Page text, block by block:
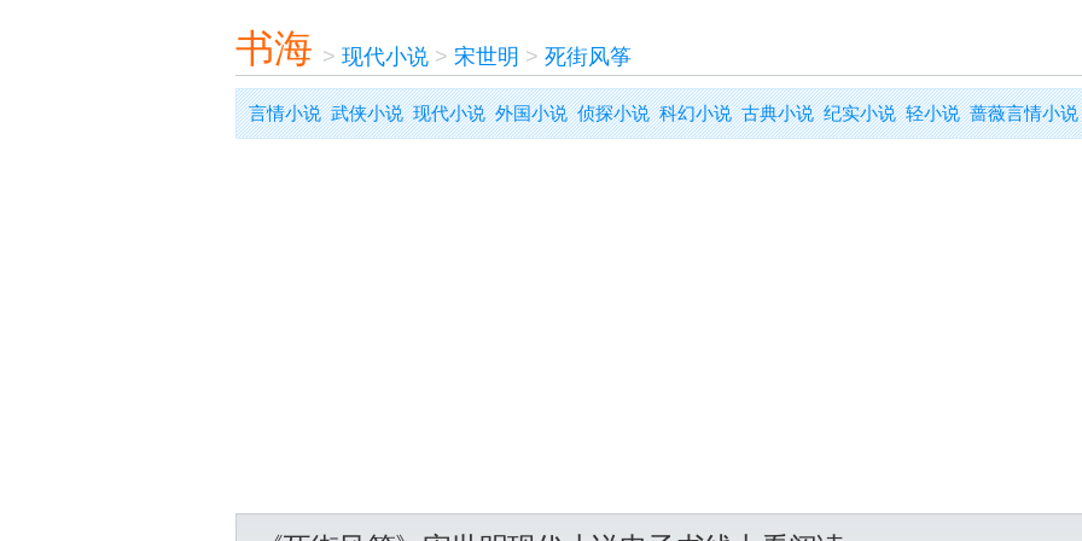
书海 > 现代小说> 宋世明 > 死街风筝
言情小说 武侠小说 现代小说 外国小说 侦探小说 科幻小说 古典小说 纪实小说 轻小说 蔷薇言情小说